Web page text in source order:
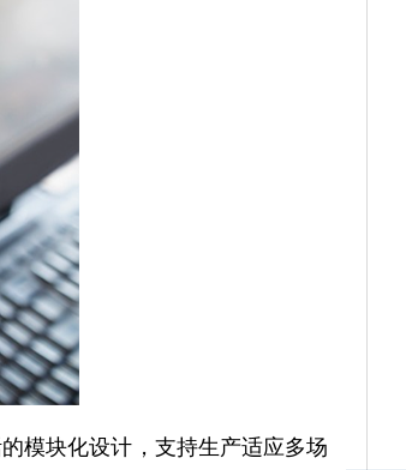
模块化设计，支持生产适应多场